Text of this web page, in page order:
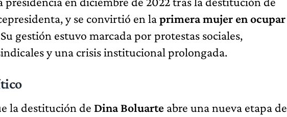
y se convirtió en laprimera mujer en ocupar
gestión estuvo marcada por protestas sociales,
y una crisis institucional prolongada.
la destitución de Dina Boluarte abre una nueva etapa de